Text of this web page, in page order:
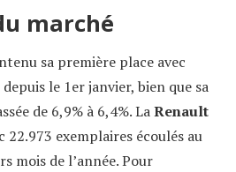
marché
sa première place avec
le 1er janvier, bien que sa
de 6,9% à 6,4%. LaRenault
22.973 exemplaires écoulés au
mois de l’année. Pour